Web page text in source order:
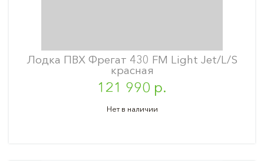
Лодка ПВХ Фрегат 430 FM Light Jet/L/S
красная
121 990 р.
Нет в наличии